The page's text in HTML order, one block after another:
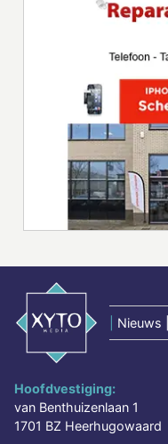
Nieuws
Hoofdvestiging:
van Benthuizenlaan 1
1701 BZ Heerhugowaard